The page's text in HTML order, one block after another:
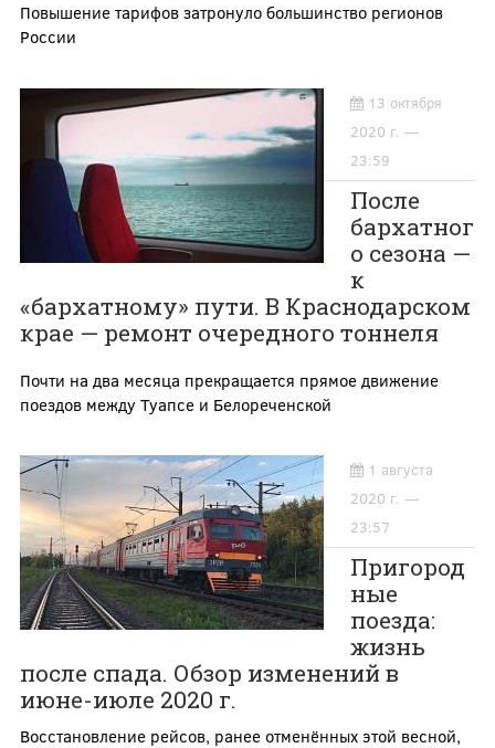
Повышение тарифов затронуло большинство регионов
России
13 октября
2020 г. —
23:59
После
бархатног
о сезона —
к
«бархатному» пути. В Краснодарском
крае — ремонт очередного тоннеля
Почти на два месяца прекращается прямое движение
поездов между Туапсе и Белореченской
1 августа
2020 г. —
23:57
Пригород
ные
поезда:
жизнь
после спада. Обзор изменений в
июне-июле 2020 г.
Восстановление рейсов, ранее отменённых этой весной,